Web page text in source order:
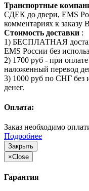
Транспортные
СДЕК до двери, EMS
комментариях к заказу
Стоимость доставки :
1) БЕСПЛАТНАЯ
EMS России без
2) 1700 руб - при
наложенный перевод
3) 1000 руб по СНГ без
денег.
Оплата:
Заказ необходимо
Подробнее
Закрыть
×Close
Гарантия